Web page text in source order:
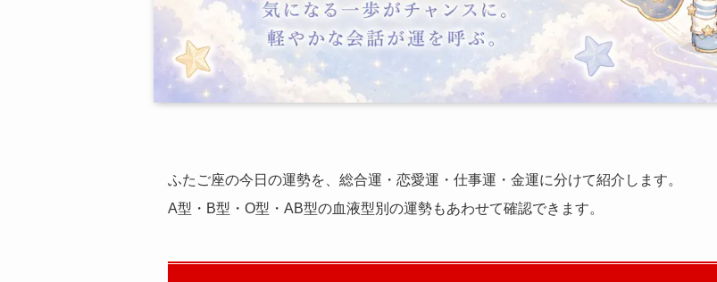
ふたご座の今日の運勢を、総合運・恋愛運・仕事運・金運に分けて紹介します。
A型・B型・O型・AB型の血液型別の運勢もあわせて確認できます。